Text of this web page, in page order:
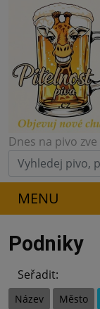
Dnes na pivo zve
MENU
Podniky
Seřadit:
Název Město